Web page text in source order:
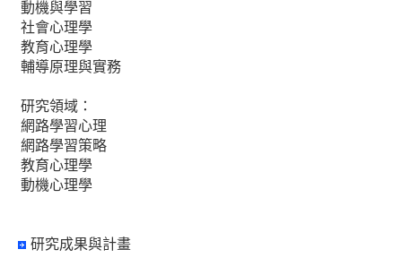
動機與學習
社會心理學
教育心理學
輔導原理與實務
研究領域：
網路學習心理
網路學習策略
教育心理學
動機心理學
研究成果與計畫